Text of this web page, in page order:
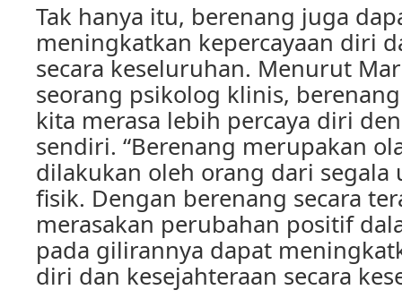
Tak hanya itu, berenang juga
meningkatkan kepercayaan diri
secara keseluruhan. Menurut
seorang psikolog klinis,
kita merasa lebih percaya diri
sendiri. “Berenang merupakan
dilakukan oleh orang dari segala
fisik. Dengan berenang secara
merasakan perubahan positif
pada gilirannya dapat
diri dan kesejahteraan secara